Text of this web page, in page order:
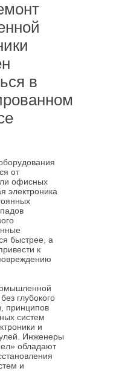
в
от
офисных
электроника
быстрее, а
к
глубокого
принципов
систем
и
Инженеры
обладают
и